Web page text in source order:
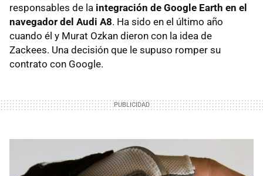
responsables de la integración de Google Earth en el
navegador del Audi A8. Ha sido en el último año
cuando él y Murat Ozkan dieron con la idea de
Zackees. Una decisión que le supuso romper su
contrato con Google.